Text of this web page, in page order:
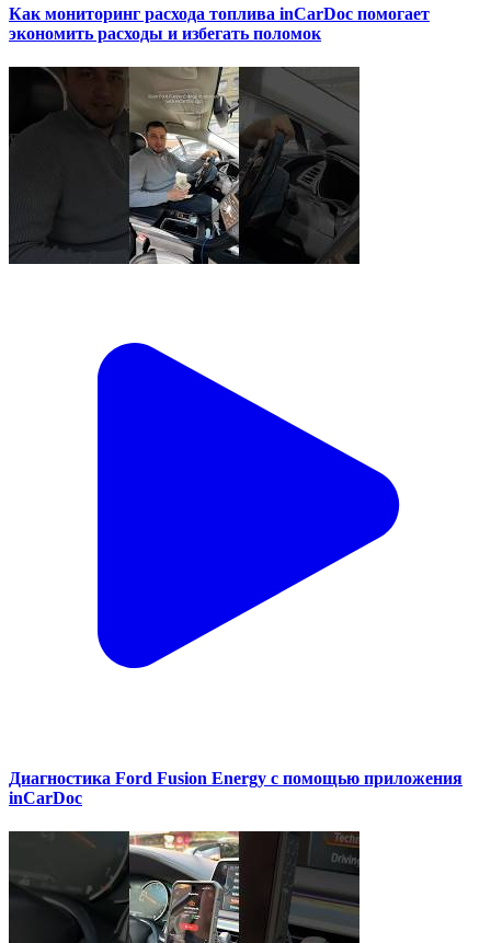
Как мониторинг расхода топлива inCarDoc помогает
экономить расходы и избегать поломок
Диагностика Ford Fusion Energy с помощью приложения
inCarDoc